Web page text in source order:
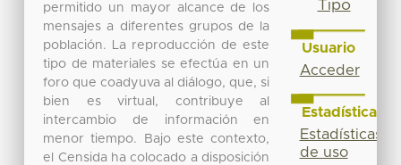
permitido un mayor alcance de los
mensajes a diferentes grupos de la
población. La reproducción de este
tipo de materiales se efectúa en un
foro que coadyuva al diálogo, que, si
bien es virtual, contribuye al
intercambio de información en
menor tiempo. Bajo este contexto,
el Censida ha colocado a disposición
Tipo
Usuario
Acceder
Estadísticas
Estadísticas
de uso